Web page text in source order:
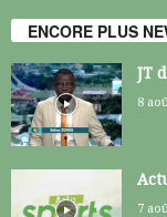
ENCORE PLUS
JT
8
7